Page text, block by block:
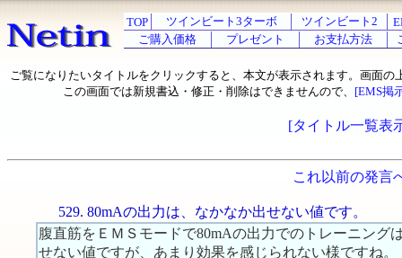
TOP ツインビート3ターボ ツインビート2
ご購入価格
プレゼント お支払方法
ご覧になりたいタイトルをクリックすると、本文が表示されます。画面の
この画面では新規書込・修正・削除はできませんので、 [EMS掲
[タイトル一覧表
これ以前の発言
529. 80mAの出力は、なかなか出せない値です。
腹直筋をＥＭＳモードで80mAの出力でのトレーニング
せない値ですが、あまり効果を感じられない様ですね。